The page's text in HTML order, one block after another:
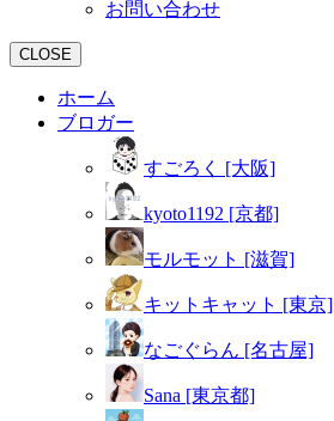
お問い合わせ
CLOSE
ホーム
ブロガー
すごろく [大阪]
kyoto1192 [京都]
モルモット [滋賀]
キットキャット [東京]
なごぐらん [名古屋]
Sana [東京都]